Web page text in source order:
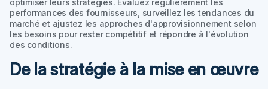
performances des fournisseurs, surveillez les tendances du
marché et ajustez les approches d'approvisionnement selon
les besoins pour rester compétitif et répondre à l'évolution
des conditions.
De la stratégie à la mise en œuvre